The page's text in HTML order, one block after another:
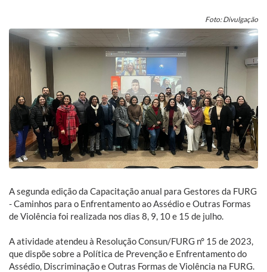
Foto: Divulgação
A segunda edição da Capacitação anual para Gestores da FURG
- Caminhos para o Enfrentamento ao Assédio e Outras Formas
de Violência foi realizada nos dias 8, 9, 10 e 15 de julho.
A atividade atendeu à Resolução Consun/FURG n° 15 de 2023,
que dispõe sobre a Política de Prevenção e Enfrentamento do
Assédio, Discriminação e Outras Formas de Violência na FURG.